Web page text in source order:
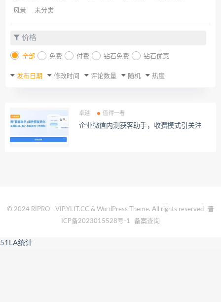
风景 未分类
价格
全部 免费 付费 钻石免费 钻石优惠
发布日期 修改时间 评论数量 随机 热度
卓越 值得一看
企业微信内测获客助手，收费模式引关注
© 2024 RIPRO - VIP.YLIT.CC & WordPress Theme. All rights reserved
晋
ICP备2023015528号-1
备案查询
51LA统计